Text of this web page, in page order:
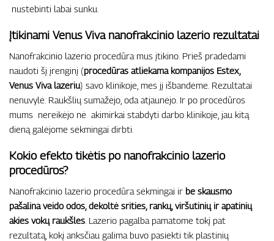
nustebinti labai sunku.
Įtikinami Venus Viva nanofrakcinio lazerio rezultatai
Nanofrakcinio lazerio procedūra mus įtikino. Prieš pradėdami
naudoti šį įrenginį (procedūras atliekama kompanijos Estex,
Venus Viva lazeriu) savo klinikoje, mes jį išbandėme. Rezultatai
nenuvylė. Raukšlių sumažėjo, oda atjaunėjo. Ir po procedūros
mums nereikėjo nė akimirkai stabdyti darbo klinikoje, jau kitą
dieną galėjome sėkmingai dirbti.
Kokio efekto tikėtis po nanofrakcinio lazerio
procedūros?
Nanofrakcinio lazerio procedūra sėkmingai ir be skausmo
pašalina veido odos, dekoltė srities, rankų, viršutinių ir apatinių
akies vokų raukšles . Lazerio pagalba pamatome tokį pat
rezultatą, kokį anksčiau galima buvo pasiekti tik plastinių